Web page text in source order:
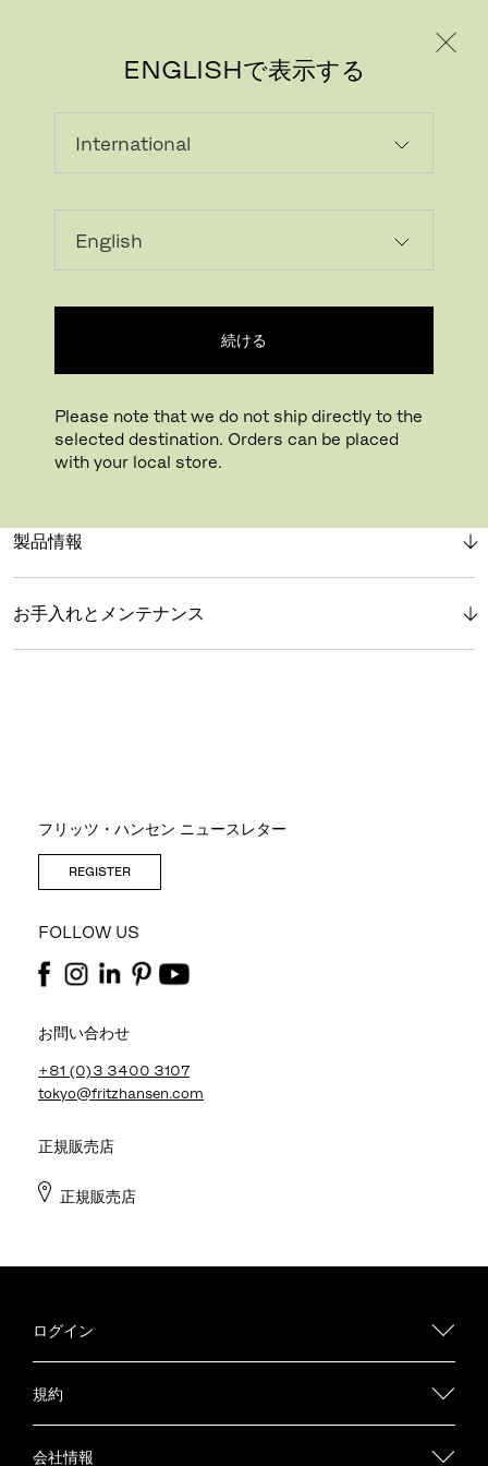
ENGLISHで表示する
続ける
Please note that we do not ship directly to the
selected destination. Orders can be placed
with your local store.
読み込んでいます...
Buying online? This is our website for International. From here we do not offer
online purchasing. Orders can be placed with your local store.
製品情報
お手入れとメンテナンス
フリッツ・ハンセン ニュースレター
REGISTER
FOLLOW US
お問い合わせ
+81 (0)3 3400 3107
tokyo@fritzhansen.com
正規販売店
正規販売店
ログイン
規約
会社情報